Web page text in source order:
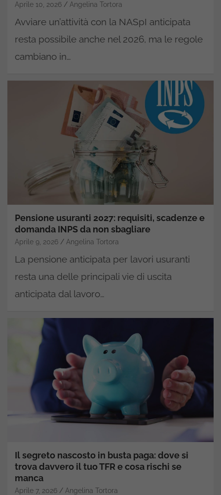
Aprile 10, 2026 Angelina Tortora
Avviare un’attività con la NASpI anticipata
resta possibile anche nel 2026, ma le regole
cambiano in…
Pensione usuranti 2027: requisiti, scadenze e
domanda INPS da non sbagliare
Aprile 9, 2026 Angelina Tortora
La pensione anticipata per lavori usuranti
resta una delle principali vie di uscita
anticipata dal lavoro…
Il segreto nascosto in busta paga: dove si
trova davvero il tuo TFR e cosa rischi se
manca
Aprile 7, 2026 Angelina Tortora